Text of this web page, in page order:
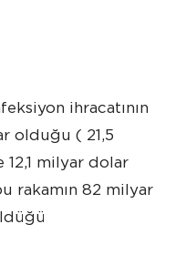
ihracatının
olduğu ( 21,5
milyar dolar
rakamın 82 milyar